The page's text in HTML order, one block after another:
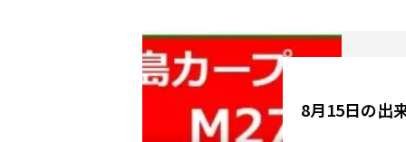
YouTube
8月15日の出